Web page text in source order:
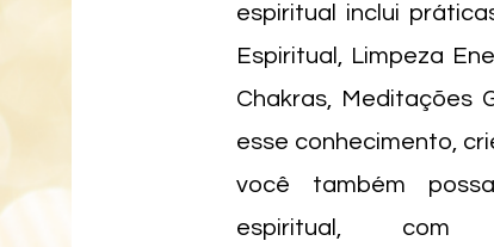
espiritual inclui
Espiritual, Limpeza
Chakras, Meditações
esse conhecimento,
você também
espiritual, com